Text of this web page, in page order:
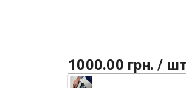
1000.00 грн. /